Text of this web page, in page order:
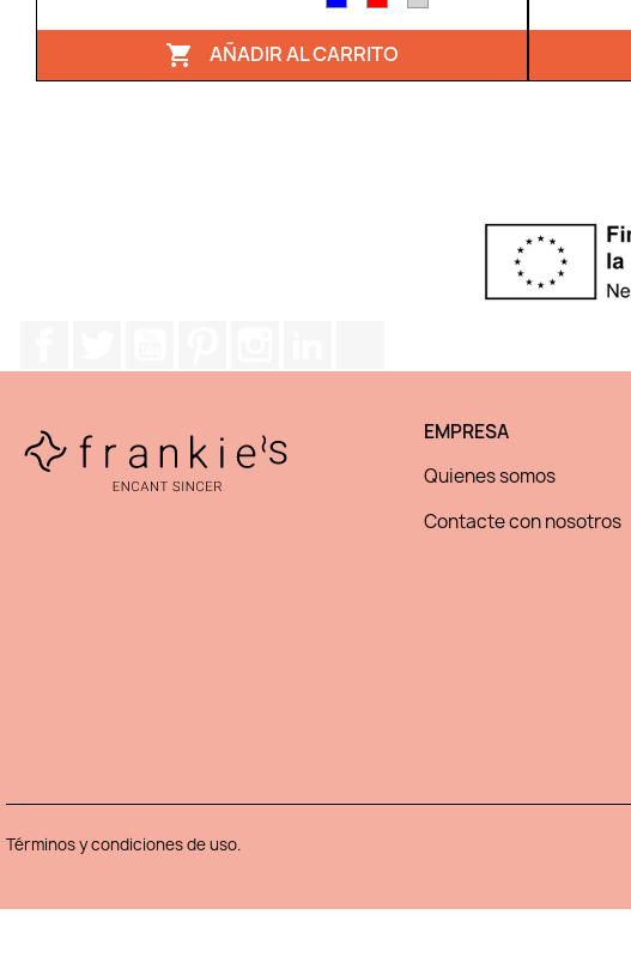
 AÑADIR AL CARRITO
EMPRESA
Quienes somos
Contacte con nosotros
Términos y condiciones de uso.